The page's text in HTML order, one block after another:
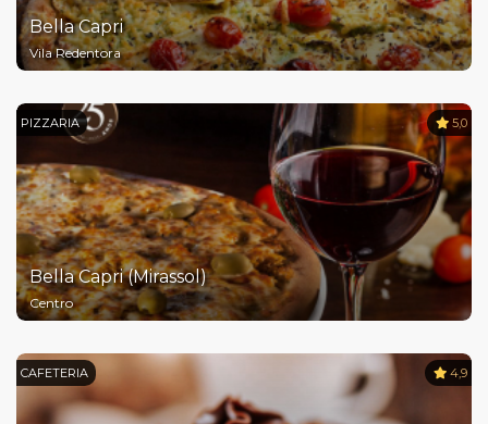
Bella Capri
Vila Redentora
PIZZARIA 5,0
Bella Capri (Mirassol)
Centro
CAFETERIA 4,9